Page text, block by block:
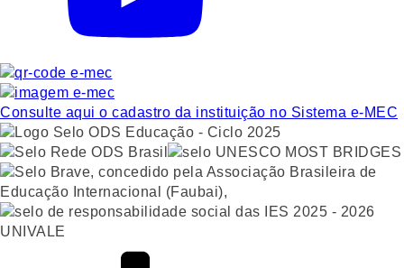
Consulte aqui o cadastro da instituição no Sistema e-MEC
UNIVALE